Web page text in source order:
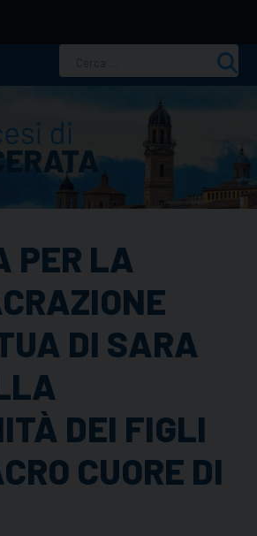
per:
PER LA
DI SARA
DEI FIGLI
CUORE DI